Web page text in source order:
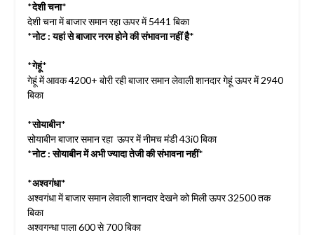
*देशी चना*
देशी चना में बाजार समान रहा ऊपर में 5441 बिका
*नोट : यहां से बाजार नरम होने की संभावना नहीं है*
*गेहूं*
गेहूं में आवक 4200+ बोरी रही बाजार समान लेवाली शानदार गेहूं ऊपर में 2940
बिका
*सोयाबीन*
सोयाबीन बाजार समान रहा ऊपर में नीमच मंडी 43i0 बिका
*नोट : सोयाबीन में अभी ज्यादा तेजी की संभावना नहीं*
*अश्वगंधा*
अश्वगंधा में बाजार समान लेवाली शानदार देखने को मिली ऊपर 32500 तक
बिका
अश्वगन्धा पाला 600 से 700 बिका